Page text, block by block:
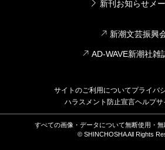
また〈作品紹介ナビ〉の章では
か、モデルケースを紹介しまし
作品解説とインデックス機能も
私たち編集スタッフも久しぶり
直し、そのストーリーの面白さ
新刊お知らせメ
新潮文芸振興
AD-WAVE新潮社雑
サイトのご利用についてプライバ
ハラスメント防止宣言ヘルプサ
すべての画像・データについて無断使用・無
© SHINCHOSHA All Rights